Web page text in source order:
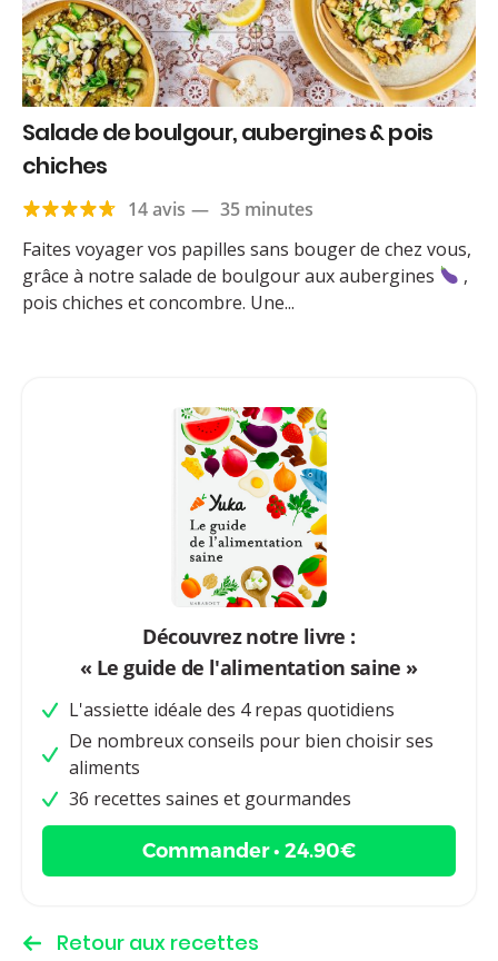
Salade de boulgour, aubergines & pois
chiches
14 avis — 35 minutes
Faites voyager vos papilles sans bouger de chez vous,
grâce à notre salade de boulgour aux aubergines
,
pois chiches et concombre. Une...
Découvrez notre livre :
« Le guide de l'alimentation saine »
L'assiette idéale des 4 repas quotidiens
De nombreux conseils pour bien choisir ses
aliments
36 recettes saines et gourmandes
Commander • 24.90€
Retour aux recettes